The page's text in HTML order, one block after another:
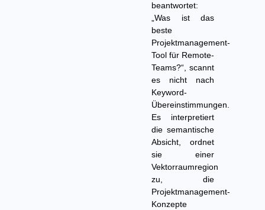
beantwortet:
„Was ist das
beste
Projektmanagement-
Tool für Remote-
Teams?“, scannt
es nicht nach
Keyword-
Übereinstimmungen.
Es interpretiert
die semantische
Absicht, ordnet
sie einer
Vektorraumregion
zu, die
Projektmanagement-
Konzepte